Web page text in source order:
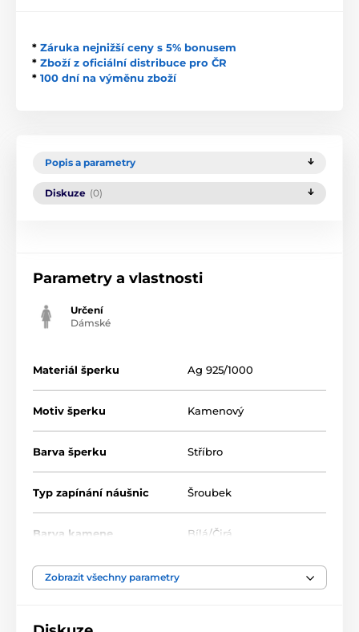
* Záruka nejnižší ceny s 5% bonusem
* Zboží z oficiální distribuce pro ČR
* 100 dní na výměnu zboží
Popis a parametry
Diskuze (0)
Parametry a vlastnosti
Určení
Dámské
Materiál šperku Ag 925/1000
Motiv šperku Kamenový
Barva šperku Stříbro
Typ zapínání náušnic Šroubek
Barva kamene Bílá/Čirá
Zobrazit všechny parametry